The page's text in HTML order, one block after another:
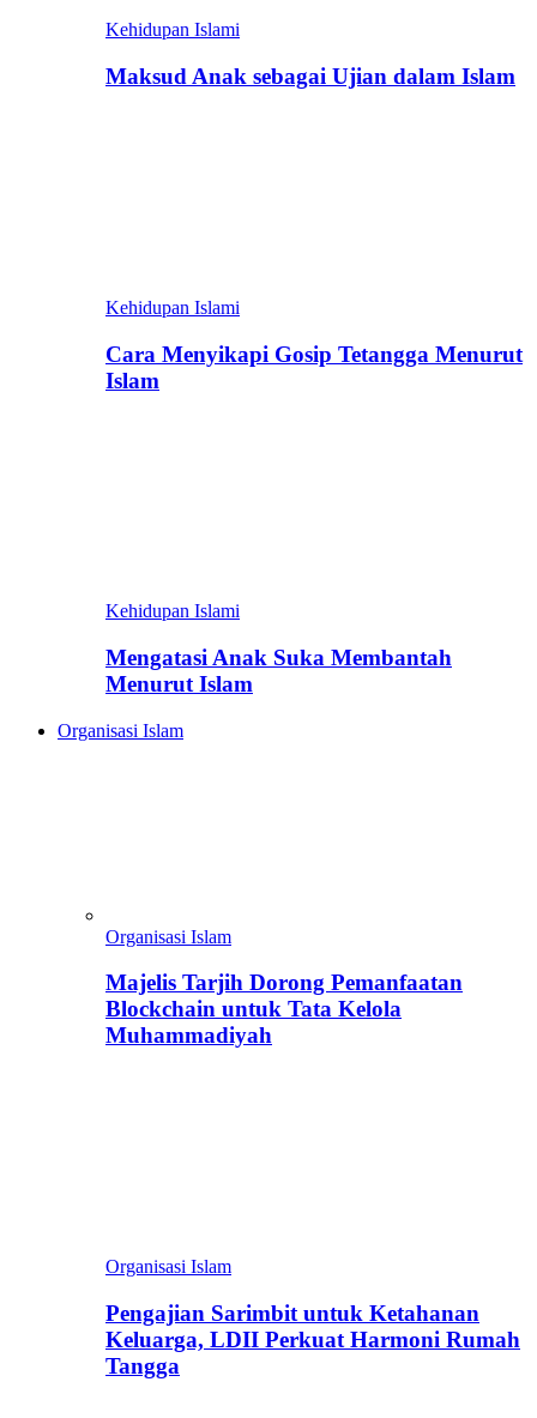
Kehidupan Islami
Maksud Anak sebagai Ujian dalam Islam
Kehidupan Islami
Cara Menyikapi Gosip Tetangga Menurut
Islam
Kehidupan Islami
Mengatasi Anak Suka Membantah
Menurut Islam
Organisasi Islam
Organisasi Islam
Majelis Tarjih Dorong Pemanfaatan
Blockchain untuk Tata Kelola
Muhammadiyah
Organisasi Islam
Pengajian Sarimbit untuk Ketahanan
Keluarga, LDII Perkuat Harmoni Rumah
Tangga